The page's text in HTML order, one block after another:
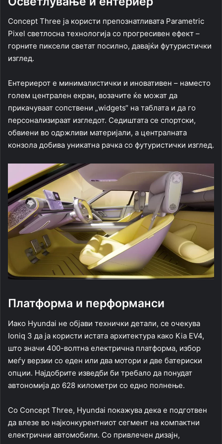
Concept Three ја користи препознатливата Parametric
Pixel светлосна технологија со прогресивен ефект –
горните пиксели светат посилно, давајќи футуристички
изглед.
Ентериерот е минималистички и иновативен – наместо
голем централен екран, возачите ќе можат да
прикачуваат сопствени „widgets“ на таблата и да го
персонализираат изгледот. Седиштата се спортски,
обвиени во одржливи материјали, а централната
конзола добива уникатна рачка со футуристички изглед.
Платформа и перформанси
Иако Hyundai не објави технички детали, се очекува
Ioniq 3 да ја користи истата архитектура како Kia EV4,
што значи 400-волтна електрична платформа, избор
меѓу верзии со еден или два мотори и две батериски
опции. Најдобрите изведби би требало да понудат
автономија до 628 километри со едно полнење.
Со Concept Three, Hyundai покажува дека е подготвен
да влезе во најконкурентниот сегмент на компактни
електрични автомобили. Со привлечен дизајн,